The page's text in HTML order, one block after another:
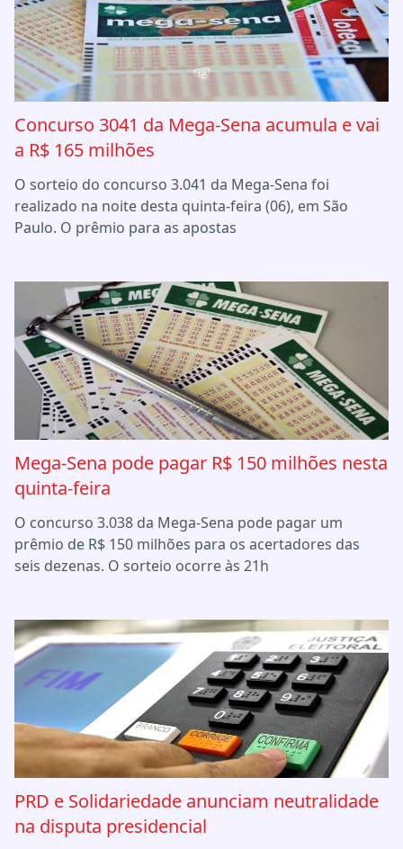
Concurso 3041 da Mega-Sena acumula e vai
a R$ 165 milhões
O sorteio do concurso 3.041 da Mega-Sena foi
realizado na noite desta quinta-feira (06), em São
Paulo. O prêmio para as apostas
Mega-Sena pode pagar R$ 150 milhões nesta
quinta-feira
O concurso 3.038 da Mega-Sena pode pagar um
prêmio de R$ 150 milhões para os acertadores das
seis dezenas. O sorteio ocorre às 21h
PRD e Solidariedade anunciam neutralidade
na disputa presidencial